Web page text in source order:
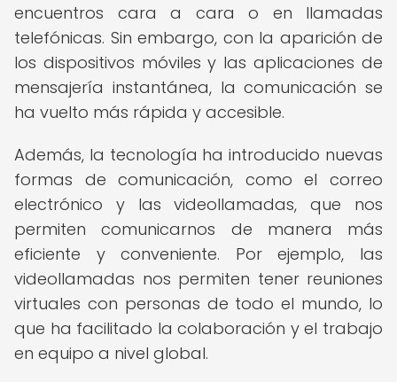
encuentros cara a cara o en llamadas
telefónicas. Sin embargo, con la aparición de
los dispositivos móviles y las aplicaciones de
mensajería instantánea, la comunicación se
ha vuelto más rápida y accesible.
Además, la tecnología ha introducido nuevas
formas de comunicación, como el correo
electrónico y las videollamadas, que nos
permiten comunicarnos de manera más
eficiente y conveniente. Por ejemplo, las
videollamadas nos permiten tener reuniones
virtuales con personas de todo el mundo, lo
que ha facilitado la colaboración y el trabajo
en equipo a nivel global.